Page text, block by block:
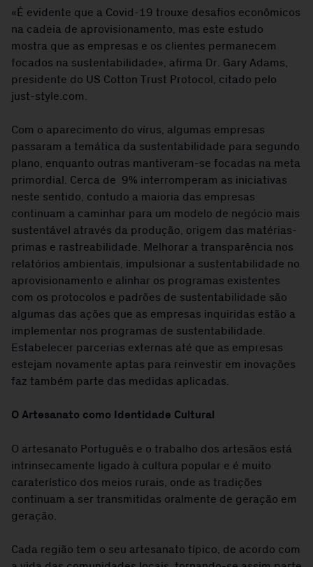
«É evidente que a Covid-19 trouxe desafios econômicos
na cadeia de aprovisionamento, mas este estudo
mostra que as empresas e os clientes permanecem
focados na sustentabilidade», afirma Dr. Gary Adams,
presidente do US Cotton Trust Protocol, citado pelo
just-style.com.
Com o aparecimento do vírus, algumas empresas
passaram a temática da sustentabilidade para segundo
plano, enquanto outras mantiveram-se focadas na meta
primordial. Cerca de 9% interromperam as iniciativas
neste sentido, contudo a maioria das empresas
continuam a caminhar para um modelo de negócio mais
sustentável através da produção, origem das matérias-
primas e rastreabilidade. Melhorar a transparência nos
relatórios ambientais, impulsionar a sustentabilidade no
aprovisionamento e alinhar os programas existentes
com os protocolos e padrões de sustentabilidade são
algumas das ações que as empresas inquiridas estão a
implementar nos programas de sustentabilidade.
Estabelecer parcerias externas até que as empresas
estejam novamente aptas para reinvestir em inovações
faz também parte das medidas aplicadas.
O Artesanato como Identidade Cultural
O artesanato Português e o trabalho dos artesãos está
intrinsecamente ligado à cultura popular e é muito
caraterístico dos meios rurais, onde as tradições
continuam a ser transmitidas oralmente de geração em
geração.
Cada região tem o seu artesanato típico, de acordo com